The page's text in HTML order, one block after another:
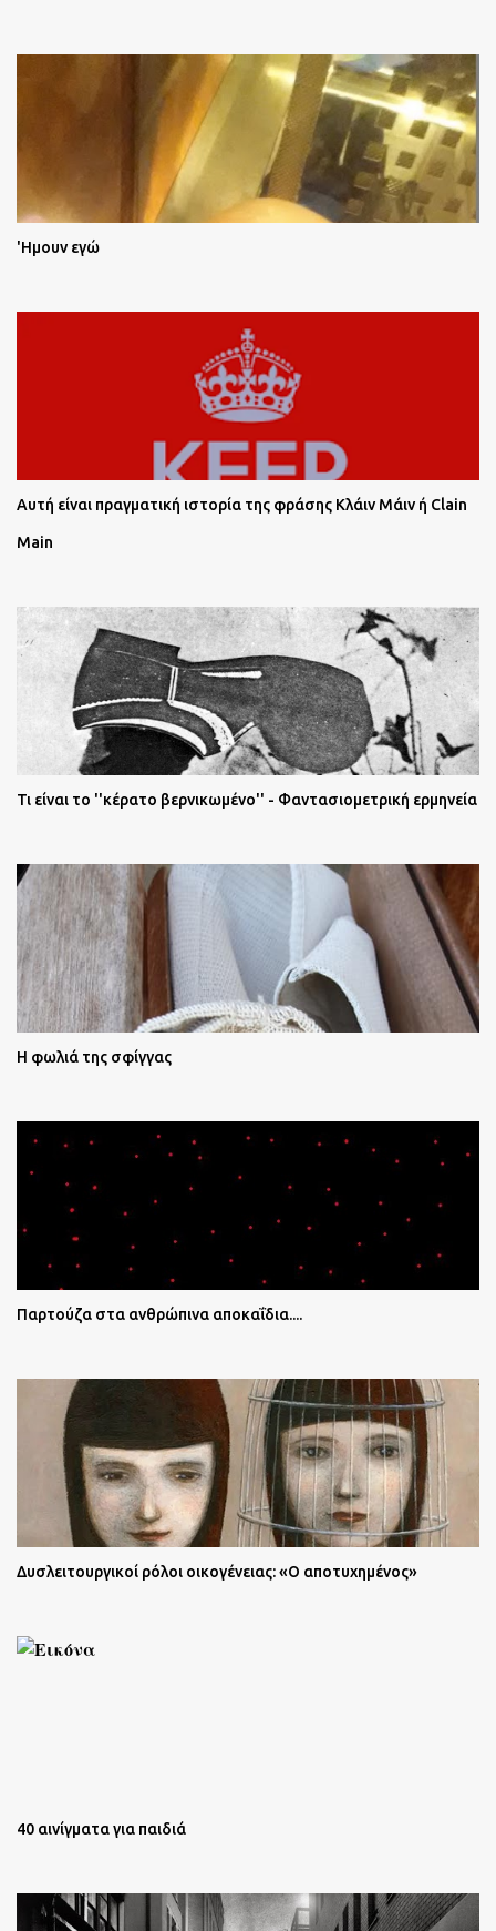
'Ημουν εγώ
Αυτή είναι πραγματική ιστορία της φράσης Κλάιν Μάιν ή Clain
Main
Τι είναι το ''κέρατο βερνικωμένο'' - Φαντασιομετρική ερμηνεία
Η φωλιά της σφίγγας
Παρτούζα στα ανθρώπινα αποκαΐδια....
Δυσλειτουργικοί ρόλοι οικογένειας: «Ο αποτυχημένος»
40 αινίγματα για παιδιά